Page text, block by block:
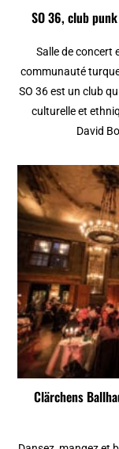
SO 36, club
Salle de concert
communauté
SO 36 est un club
culturelle et
David
Clärchens